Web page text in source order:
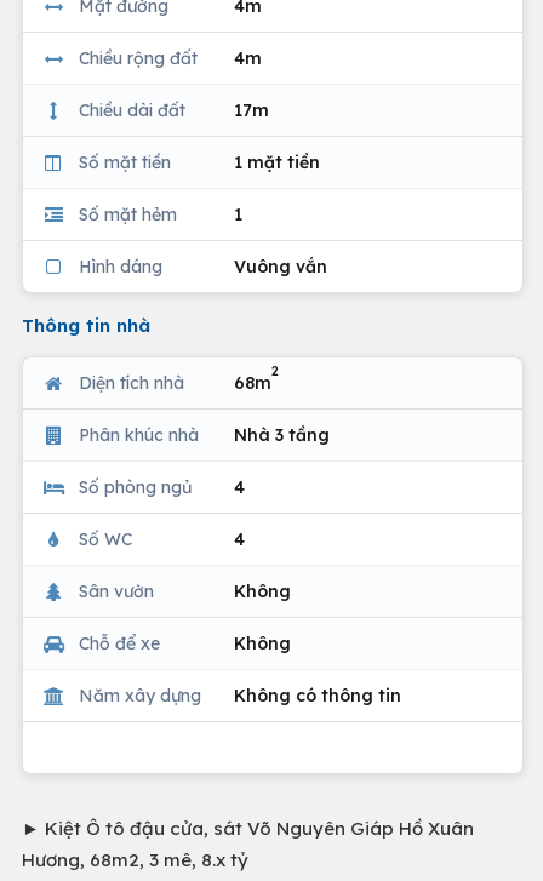
Mặt đường 4m
Chiều rộng đất 4m
Chiều dài đất 17m
Số mặt tiền 1 mặt tiền
Số mặt hẻm 1
Hình dáng Vuông vắn
Thông tin nhà
Diện tích nhà 68m
2
Phân khúc nhà Nhà 3 tầng
Số phòng ngủ 4
Số WC 4
Sân vườn Không
Chỗ để xe Không
Năm xây dựng Không có thông tin
► Kiệt Ô tô đậu cửa, sát Võ Nguyên Giáp Hồ Xuân
Hương, 68m2, 3 mê, 8.x tỷ